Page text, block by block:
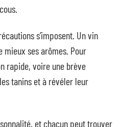
s’imposent. Un vin
ses arômes. Pour
rapide, voire une brève
tanins et à révéler leur
et chacun peut trouver